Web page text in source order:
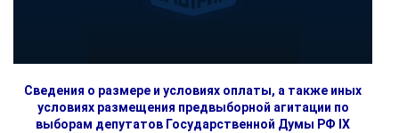
Сведения о размере и условиях оплаты, а также иных
условиях размещения предвыборной агитации по
выборам депутатов Государственной Думы РФ IX